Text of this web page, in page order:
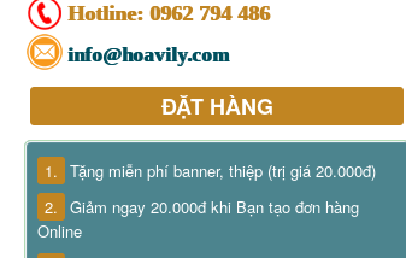
Hotline: 0962 794 486
info@hoavily.com
ĐẶT HÀNG
1. Tặng miễn phí banner, thiệp (trị giá 20.000đ)
2. Giảm ngay 20.000đ khi Bạn tạo đơn hàng
Online